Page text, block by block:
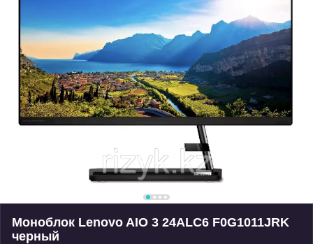
Моноблок Lenovo AIO 3 24ALC6 F0G1011JRK
черный